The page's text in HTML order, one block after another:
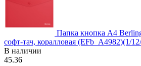
Папка кнопка А4
софт-тач, коралловая (EFb_A4982)(1/
В наличии
45.36